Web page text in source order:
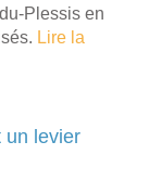
Plessis en
Lire la
un levier